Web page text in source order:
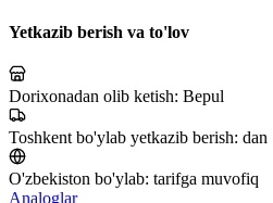
Yetkazib berish va to'lov
Dorixonadan olib ketish: Bepul
Toshkent bo'ylab yetkazib berish: dan
O'zbekiston bo'ylab: tarifga muvofiq
Analoglar